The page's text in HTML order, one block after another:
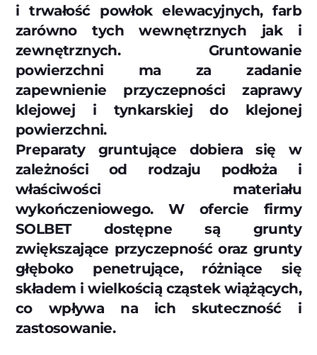
i trwałość powłok elewacyjnych, farb
zarówno tych wewnętrznych jak i
zewnętrznych. Gruntowanie
powierzchni ma za zadanie
zapewnienie przyczepności zaprawy
klejowej i tynkarskiej do klejonej
powierzchni.
Preparaty gruntujące dobiera się w
zależności od rodzaju podłoża i
właściwości materiału
wykończeniowego. W ofercie firmy
SOLBET dostępne są grunty
zwiększające przyczepność oraz grunty
głęboko penetrujące, różniące się
składem i wielkością cząstek wiążących,
co wpływa na ich skuteczność i
zastosowanie.